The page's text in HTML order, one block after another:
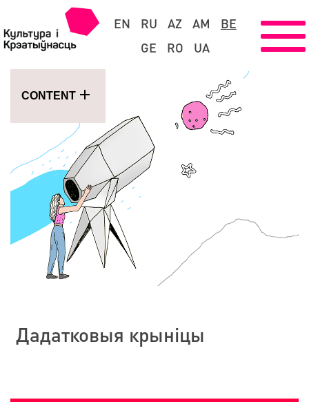
EN RU AZ AM
BE
GE
RO UA
CONTENT
Дадатковыя крыніцы